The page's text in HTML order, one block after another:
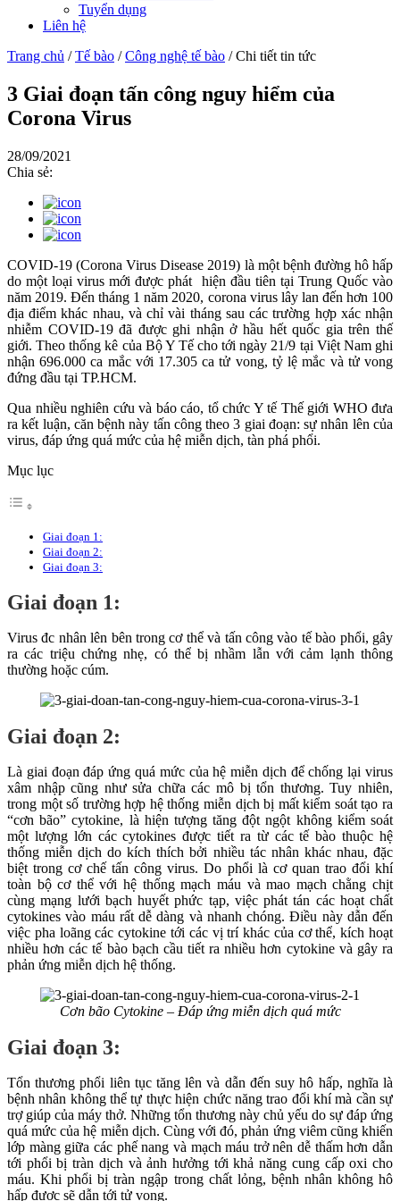
Tuyển dụng
Liên hệ
Trang chủ /Tế bào /Công nghệ tế bào /Chi tiết tin tức
3 Giai đoạn tấn công nguy hiểm của
Corona Virus
28/09/2021
Chia sẻ:
COVID-19 (Corona Virus Disease 2019) là một bệnh đường hô hấp
do một loại virus mới được phát hiện đầu tiên tại Trung Quốc vào
năm 2019. Đến tháng 1 năm 2020, corona virus lây lan đến hơn 100
địa điểm khác nhau, và chỉ vài tháng sau các trường hợp xác nhận
nhiễm COVID-19 đã được ghi nhận ở hầu hết quốc gia trên thế
giới. Theo thống kê của Bộ Y Tế cho tới ngày 21/9 tại Việt Nam ghi
nhận 696.000 ca mắc với 17.305 ca tử vong, tỷ lệ mắc và tử vong
đứng đầu tại TP.HCM.
Qua nhiều nghiên cứu và báo cáo, tổ chức Y tế Thế giới WHO đưa
ra kết luận, căn bệnh này tấn công theo 3 giai đoạn: sự nhân lên của
virus, đáp ứng quá mức của hệ miễn dịch, tàn phá phổi.
Mục lục
Giai đoạn 1:
Giai đoạn 2:
Giai đoạn 3:
Giai đoạn 1:
Virus đc nhân lên bên trong cơ thể và tấn công vào tế bào phổi, gây
ra các triệu chứng nhẹ, có thể bị nhầm lẫn với cảm lạnh thông
thường hoặc cúm.
Giai đoạn 2:
Là giai đoạn đáp ứng quá mức của hệ miễn dịch để chống lại virus
xâm nhập cũng như sửa chữa các mô bị tổn thương. Tuy nhiên,
trong một số trường hợp hệ thống miễn dịch bị mất kiểm soát tạo ra
“cơn bão” cytokine, là hiện tượng tăng đột ngột không kiểm soát
một lượng lớn các cytokines được tiết ra từ các tế bào thuộc hệ
thống miễn dịch do kích thích bởi nhiều tác nhân khác nhau, đặc
biệt trong cơ chế tấn công virus. Do phổi là cơ quan trao đổi khí
toàn bộ cơ thể với hệ thống mạch máu và mao mạch chằng chịt
cùng mạng lưới bạch huyết phức tạp, việc phát tán các hoạt chất
cytokines vào máu rất dễ dàng và nhanh chóng. Điều này dẫn đến
việc pha loãng các cytokine tới các vị trí khác của cơ thể, kích hoạt
nhiều hơn các tế bào bạch cầu tiết ra nhiều hơn cytokine và gây ra
phản ứng miễn dịch hệ thống.
Cơn bão Cytokine – Đáp ứng miễn dịch quá mức
Giai đoạn 3:
Tổn thương phổi liên tục tăng lên và dẫn đến suy hô hấp, nghĩa là
bệnh nhân không thể tự thực hiện chức năng trao đổi khí mà cần sự
trợ giúp của máy thở. Những tổn thương này chủ yếu do sự đáp ứng
quá mức của hệ miễn dịch. Cùng với đó, phản ứng viêm cũng khiến
lớp màng giữa các phế nang và mạch máu trở nên dễ thấm hơn dẫn
tới phổi bị tràn dịch và ảnh hưởng tới khả năng cung cấp oxi cho
máu. Khi phổi bị tràn ngập trong chất lỏng, bệnh nhân không hô
hấp được sẽ dẫn tới tử vong.